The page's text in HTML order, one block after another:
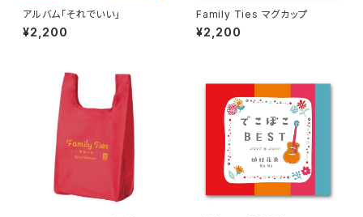
アルバム「それでいい」
¥2,200
Family Ties マグカップ
¥2,200